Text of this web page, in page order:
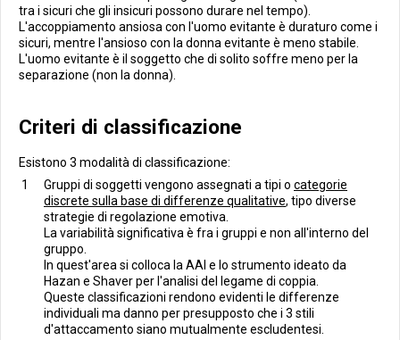
tra i sicuri che gli insicuri possono durare nel tempo).
L'accoppiamento ansiosa con l'uomo evitante è duraturo come i
sicuri, mentre l'ansioso con la donna evitante è meno stabile.
L'uomo evitante è il soggetto che di solito soffre meno per la
separazione (non la donna).
Criteri di classificazione
Esistono 3 modalità di classificazione:
Gruppi di soggetti vengono assegnati a tipi o categorie
discrete sulla base di differenze qualitative, tipo diverse
strategie di regolazione emotiva.
La variabilità significativa è fra i gruppi e non all'interno del
gruppo.
In quest'area si colloca la AAI e lo strumento ideato da
Hazan e Shaver per l'analisi del legame di coppia.
Queste classificazioni rendono evidenti le differenze
individuali ma danno per presupposto che i 3 stili
d'attaccamento siano mutualmente escludentesi.